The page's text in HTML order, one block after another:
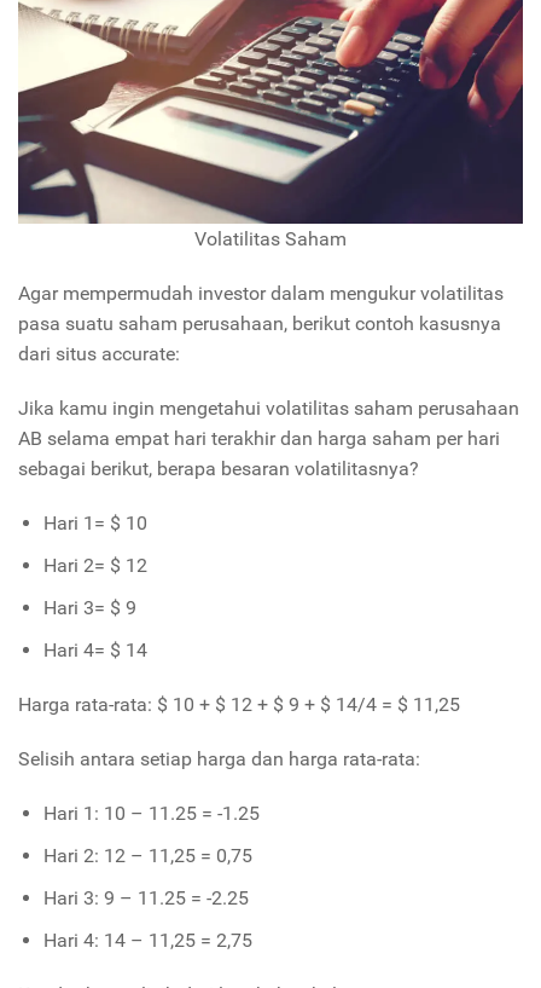
Volatilitas Saham
Agar mempermudah investor dalam mengukur volatilitas
pasa suatu saham perusahaan, berikut contoh kasusnya
dari situs accurate:
Jika kamu ingin mengetahui volatilitas saham perusahaan
AB selama empat hari terakhir dan harga saham per hari
sebagai berikut, berapa besaran volatilitasnya?
Hari 1= $ 10
Hari 2= $ 12
Hari 3= $ 9
Hari 4= $ 14
Harga rata-rata: $ 10 + $ 12 + $ 9 + $ 14/4 = $ 11,25
Selisih antara setiap harga dan harga rata-rata:
Hari 1: 10 – 11.25 = -1.25
Hari 2: 12 – 11,25 = 0,75
Hari 3: 9 – 11.25 = -2.25
Hari 4: 14 – 11,25 = 2,75